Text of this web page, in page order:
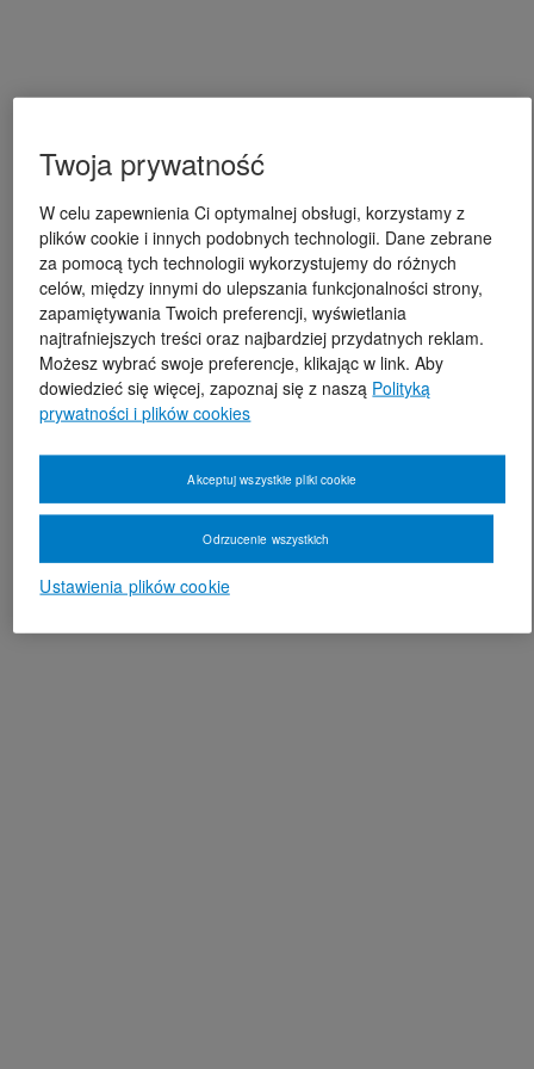
Twoja prywatność
W celu zapewnienia Ci optymalnej obsługi, korzystamy z
plików cookie i innych podobnych technologii. Dane zebrane
za pomocą tych technologii wykorzystujemy do różnych
celów, między innymi do ulepszania funkcjonalności strony,
zapamiętywania Twoich preferencji, wyświetlania
najtrafniejszych treści oraz najbardziej przydatnych reklam.
Możesz wybrać swoje preferencje, klikając w link. Aby
dowiedzieć się więcej, zapoznaj się z naszą Polityką
prywatności i plików cookies
Ustawienia plików cookie
Odrzucenie wszystkich
Akceptuj wszystkie pliki cookie